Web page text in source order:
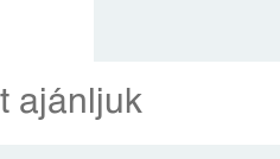
ajánljuk